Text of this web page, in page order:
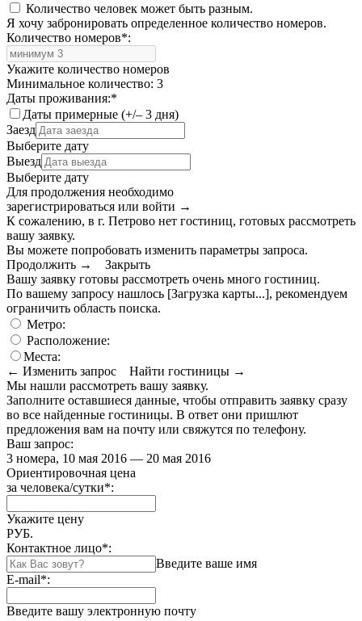
Количество человек может быть разным.
Я хочу забронировать определенное количество номеров.
Количество номеров*:
Укажите количество номеров
Минимальное количество: 3
Даты проживания:*
Даты примерные (+/– 3 дня)
Заезд
Выберите дату
Выезд
Выберите дату
Для продолжения необходимо
зарегистрироваться или войти →
К сожалению, в г. Петрово нет гостиниц, готовых рассмотреть
вашу заявку.
Вы можете попробовать изменить параметры запроса.
Продолжить →
Закрыть
Вашу заявку готовы рассмотреть очень много гостиниц.
По вашему запросу нашлось [Загрузка карты...], рекомендуем
ограничить область поиска.
Метро:
Расположение:
Места:
← Изменить запрос
Найти гостиницы →
Мы нашли рассмотреть вашу заявку.
Заполните оставшиеся данные, чтобы отправить заявку сразу
во все найденные гостиницы. В ответ они пришлют
предложения вам на почту или свяжутся по телефону.
Ваш запрос:
3 номера, 10 мая 2016 — 20 мая 2016
Ориентировочная цена
за человека/сутки*:
Укажите цену
РУБ.
Контактное лицо*:
Введите ваше имя
E-mail*:
Введите вашу электронную почту